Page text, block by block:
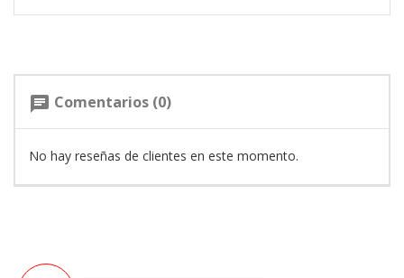
chat Comentarios (0)
No hay reseñas de clientes en este momento.